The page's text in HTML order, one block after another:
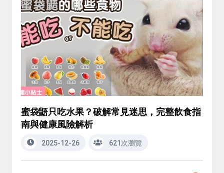
蜜袋鼯只吃水果？破解常見迷思，完整飲食指
南與健康風險解析
2025-12-26 621次瀏覽